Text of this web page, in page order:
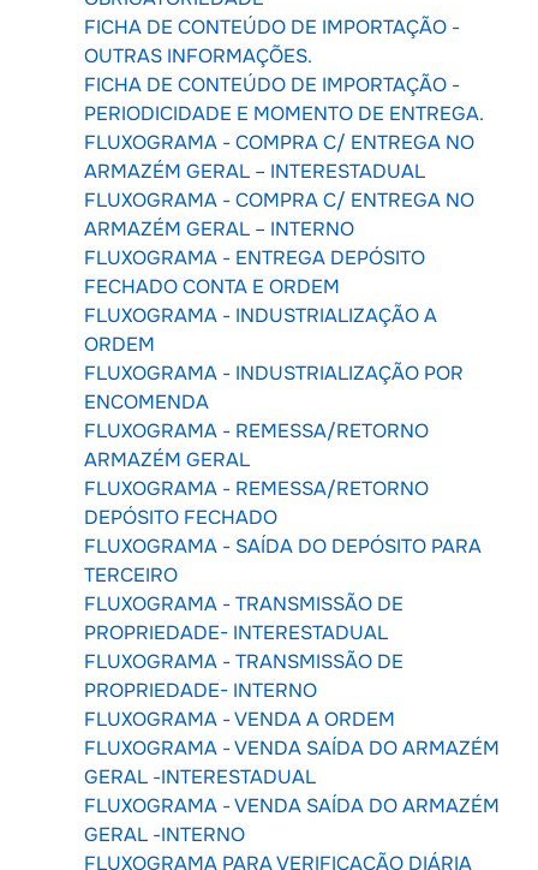
FICHA DE CONTEÚDO DE IMPORTAÇÃO -
OUTRAS INFORMAÇÕES.
FICHA DE CONTEÚDO DE IMPORTAÇÃO -
PERIODICIDADE E MOMENTO DE ENTREGA.
FLUXOGRAMA - COMPRA C/ ENTREGA NO
ARMAZÉM GERAL – INTERESTADUAL
FLUXOGRAMA - COMPRA C/ ENTREGA NO
ARMAZÉM GERAL – INTERNO
FLUXOGRAMA - ENTREGA DEPÓSITO
FECHADO CONTA E ORDEM
FLUXOGRAMA - INDUSTRIALIZAÇÃO A
ORDEM
FLUXOGRAMA - INDUSTRIALIZAÇÃO POR
ENCOMENDA
FLUXOGRAMA - REMESSA/RETORNO
ARMAZÉM GERAL
FLUXOGRAMA - REMESSA/RETORNO
DEPÓSITO FECHADO
FLUXOGRAMA - SAÍDA DO DEPÓSITO PARA
TERCEIRO
FLUXOGRAMA - TRANSMISSÃO DE
PROPRIEDADE- INTERESTADUAL
FLUXOGRAMA - TRANSMISSÃO DE
PROPRIEDADE- INTERNO
FLUXOGRAMA - VENDA A ORDEM
FLUXOGRAMA - VENDA SAÍDA DO ARMAZÉM
GERAL -INTERESTADUAL
FLUXOGRAMA - VENDA SAÍDA DO ARMAZÉM
GERAL -INTERNO
FLUXOGRAMA PARA VERIFICAÇÃO DIÁRIA